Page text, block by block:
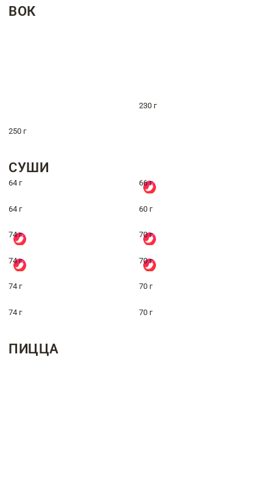
ВОК
230 г
250 г
СУШИ
64 г 66 г
64 г 60 г
74 г 70 г
74 г 70 г
74 г 70 г
74 г 70 г
ПИЦЦА